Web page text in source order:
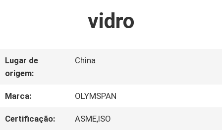
CONTROLE
vidro
Lugar de
origem:
China
Marca: OLYMSPAN
Certificação: ASME,ISO